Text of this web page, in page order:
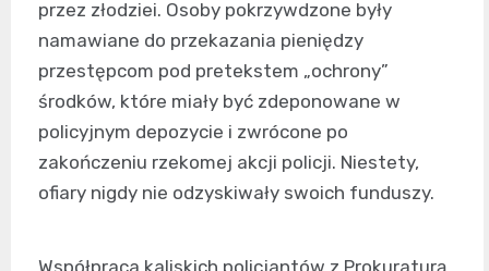
przez złodziei. Osoby pokrzywdzone były
namawiane do przekazania pieniędzy
przestępcom pod pretekstem „ochrony”
środków, które miały być zdeponowane w
policyjnym depozycie i zwrócone po
zakończeniu rzekomej akcji policji. Niestety,
ofiary nigdy nie odzyskiwały swoich funduszy.